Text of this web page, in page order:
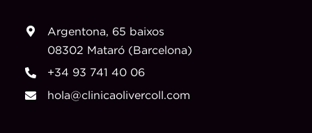
Argentona, 65 baixos
08302 Mataró (Barcelona)
+34 93 741 40 06
hola@clinicaolivercoll.com